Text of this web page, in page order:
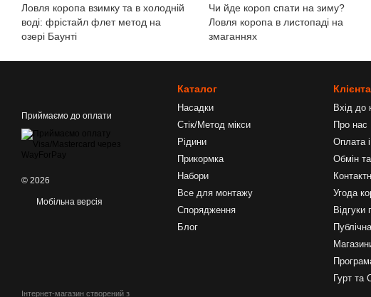
Ловля коропа взимку та в холодній
воді: фрістайл флет метод на
озері Баунті
Чи йде короп спати на зиму?
Ловля коропа в листопаді на
змаганнях
Приймаємо до оплати
© 2026
Мобільна версія
Інтернет-магазин створений з
Каталог
Насадки
Стік/Метод мікси
Рідини
Прикормка
Набори
Все для монтажу
Спорядження
Блог
Вхід до
Про нас
Оплата
Обмін
Угода
Відгуки
Гурт та